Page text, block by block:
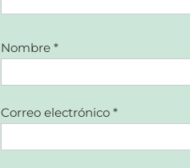
Nombre *
Correo electrónico *